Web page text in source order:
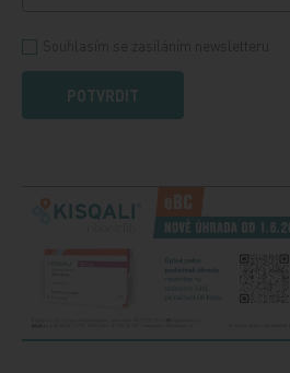
POTVRDIT